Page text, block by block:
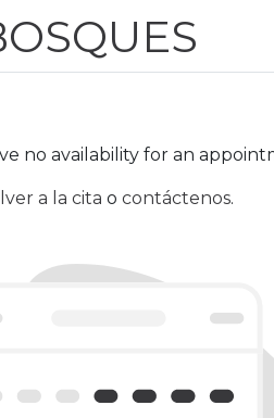
no availability for an
a la cita o contáctenos.